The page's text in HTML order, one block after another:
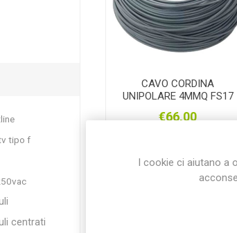
CAVO CORDINA
UNIPOLARE 4MMQ FS17
€66,00
tipo f
centrati
I cookie ci aiutano a